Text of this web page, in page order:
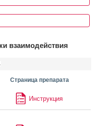
взаимодействия
Страница препарата
Инструкция